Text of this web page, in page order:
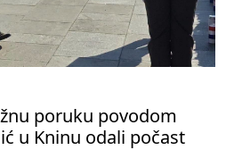
poruku povodom
u Kninu odali počast